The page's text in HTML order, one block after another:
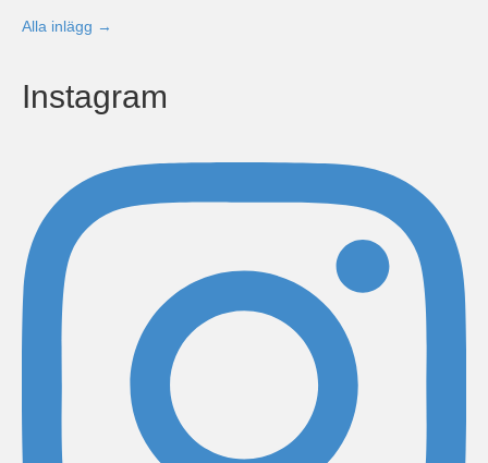
Alla inlägg →
Instagram